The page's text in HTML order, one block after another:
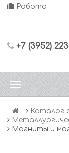
Работа
+7 (3952)
Каталог
Магниты и